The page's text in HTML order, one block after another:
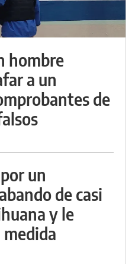
hombre
a un
de
un
de casi
y le